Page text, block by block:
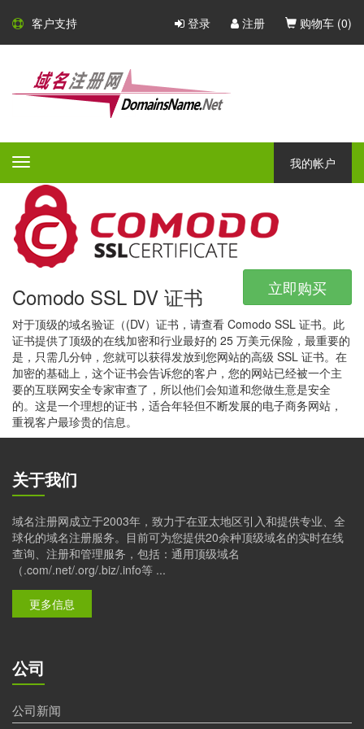
客户支持 登录 注册 购物车 (0)
Toggle
navigation
我的帐户
Comodo SSL 证书
Comodo - 大型的 CA 证书颁发
机构
会为任何公司或组织提供完美的安全解决方案。
立即购买
Comodo SSL DV 证书
对于顶级的域名验证（(DV）证书，请查看 Comodo SSL 证书。此
证书提供了顶级的在线加密和行业最好的 25 万美元保险，最重要的
是，只需几分钟，您就可以获得发放到您网站的高级 SSL 证书。在
加密的基础上，这个证书会告诉您的客户，您的网站已经被一个主
要的互联网安全专家审查了，所以他们会知道和您做生意是安全
的。这是一个理想的证书，适合年轻但不断发展的电子商务网站，
重视客户最珍贵的信息。
关于我们
域名注册网成立于2003年，致力于在亚太地区引入和提供专业、全
球化的域名注册服务。目前可为您提供20余种顶级域名的实时在线
查询、注册和管理服务，包括：通用顶级域名
（.com/.net/.org/.biz/.info等 ...
更多信息
公司
公司新闻